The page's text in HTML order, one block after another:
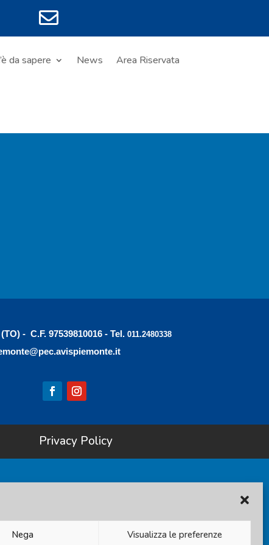
Nega Visualizza le preferenze

da sapere News Area Riservata
- C.F. 97539810016 - Tel. 011.2480338
Privacy Policy